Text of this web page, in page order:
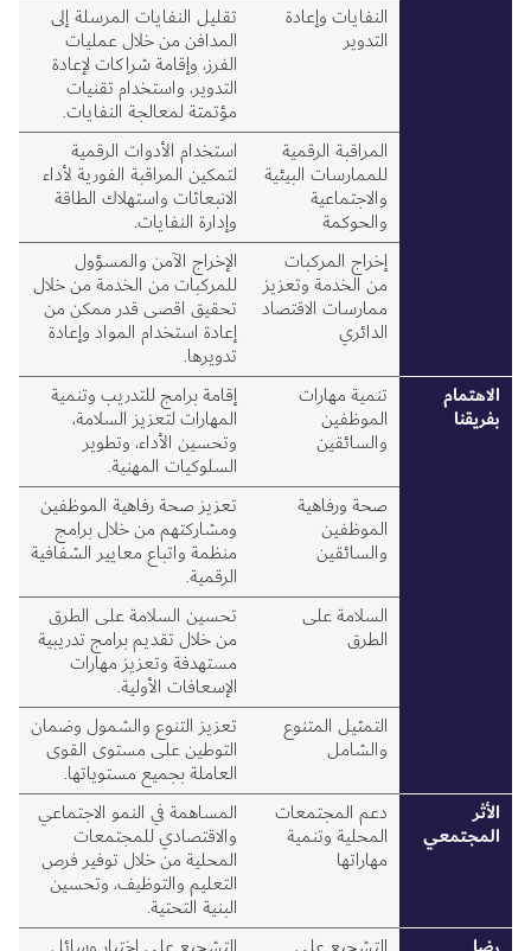
النفايات وإعادة
التدوير
تقليل النفايات المرسلة إلى
المدافن من خلال عمليات
الفرز، وإقامة شراكات لإعادة
التدوير، واستخدام تقنيات
مؤتمتة لمعالجة النفايات.
المراقبة الرقمية
للممارسات البيئية
والاجتماعية
والحوكمة
استخدام الأدوات الرقمية
لتمكين المراقبة الفورية لأداء
الانبعاثات واستهلاك الطاقة
وإدارة النفايات.
إخراج المركبات
من الخدمة وتعزيز
ممارسات الاقتصاد
الدائري
الإخراج الآمن والمسؤول
للمركبات من الخدمة من خلال
تحقيق اقصى قدر ممكن من
إعادة استخدام المواد وإعادة
تدويرها.
الاهتمام
بفريقنا
تنمية مهارات
الموظفين
والسائقين
إقامة برامج للتدريب وتنمية
المهارات لتعزيز السلامة،
وتحسين الأداء، وتطوير
السلوكيات المهنية.
صحة ورفاهية
الموظفين
والسائقين
تعزيز صحة رفاهية الموظفين
ومشاركتهم من خلال برامج
منظمة واتباع معايير الشفافية
الرقمية.
السلامة على
الطرق
تحسين السلامة على الطرق
من خلال تقديم برامج تدريبية
مستهدفة وتعزيز مهارات
الإسعافات الأولية.
التمثيل المتنوع
والشامل
تعزيز التنوع والشمول وضمان
التوطين على مستوى القوى
العاملة بجميع مستوياتها.
الأثر
المجتمعي
دعم المجتمعات
المحلية وتنمية
مهاراتها
المساهمة في النمو الاجتماعي
والاقتصادي للمجتمعات
المحلية من خلال توفير فرص
التعليم والتوظيف، وتحسين
البنية التحتية.